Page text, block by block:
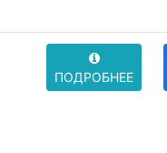
ПОДРОБНЕЕ